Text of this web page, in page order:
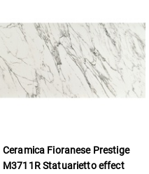
Ceramica Fioranese Prestige
M3711R Statuarietto effect